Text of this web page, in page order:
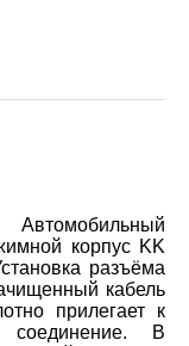
корпус KK
разъёма
кабель
прилегает к
соединение. В